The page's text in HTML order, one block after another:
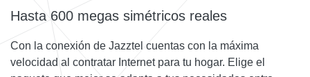
Hasta 600 megas simétricos reales
Con la conexión de Jazztel cuentas con la máxima
velocidad al contratar Internet para tu hogar. Elige el